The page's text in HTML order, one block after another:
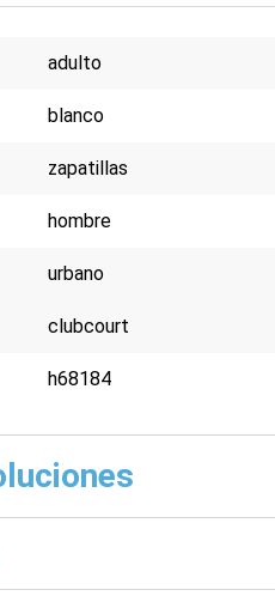
adulto
blanco
zapatillas
hombre
urbano
clubcourt
h68184